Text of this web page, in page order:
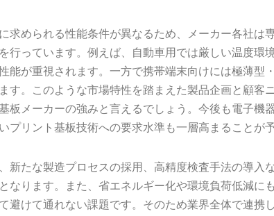
求められる性能条件が異なるため、メーカー各社は
行っています。例えば、自動車用では厳しい温度環
能が重視されます。一方で携帯端末向けには極薄型
す。このような市場特性を踏まえた製品企画と顧客
板メーカーの強みと言えるでしょう。今後も電子機
プリント基板技術への要求水準も一層高まることが
新たな製造プロセスの採用、高精度検査手法の導入
なります。また、省エネルギー化や環境負荷低減に
避けて通れない課題です。そのため業界全体で連携